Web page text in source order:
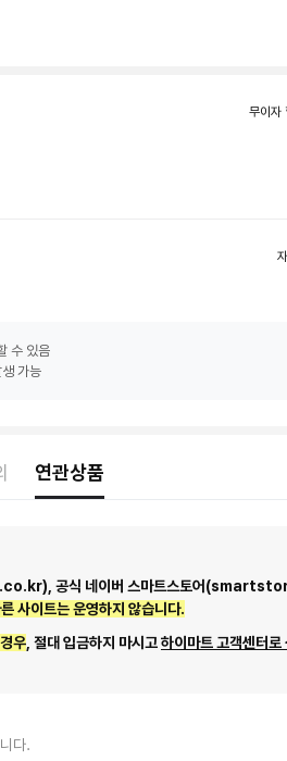
무이자
수 있음
가능
연관상품
공식 네이버 스마트스토어
사이트는 운영하지 않습니다.
우 , 절대 입금하지 마시고하이마트 고객센터로
다.